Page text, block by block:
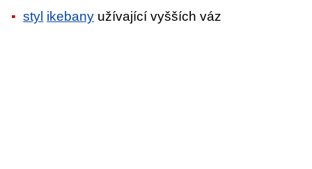
styl ikebany užívající vyšších váz